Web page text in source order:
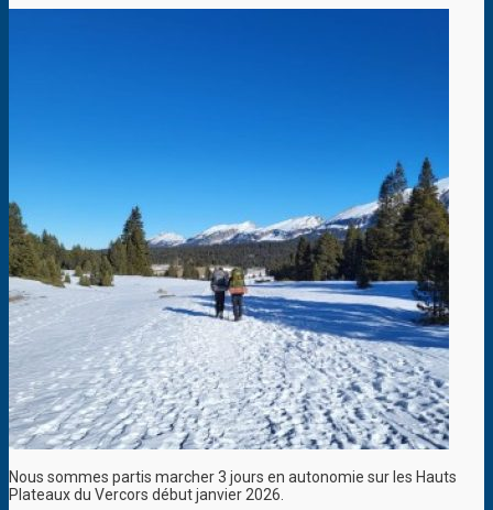
Nous sommes partis marcher 3 jours en autonomie sur les Hauts
Plateaux du Vercors début janvier 2026.